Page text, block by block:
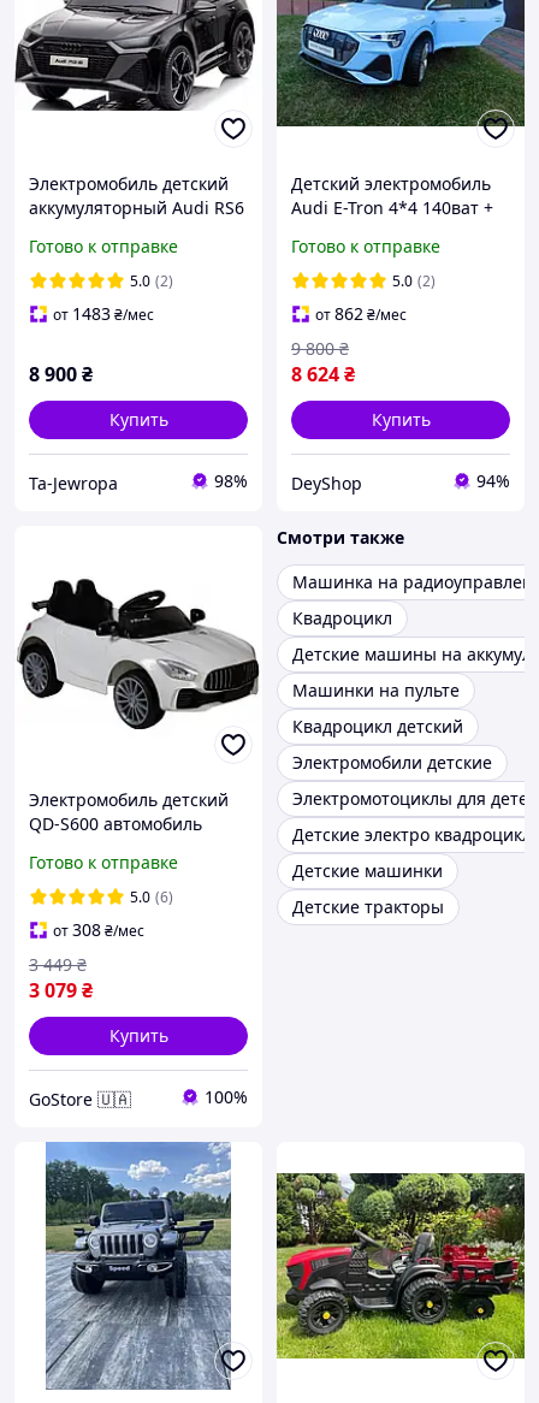
Электромобиль детский
аккумуляторный Audi RS6
Ауди Автомобиль на
аккумуляторе для детей
Готово к отправке
5.0 (2)
от 1483₴/мес
8 900₴
Купить
Ta-Jewropa 98%
Детский электромобиль
Audi E-Tron 4*4 140ват +
Готово к отправке
5.0 (2)
от862₴/мес
8 624₴
9 800 ₴
Купить
DeyShop 94%
Электромобиль детский
QD-S600 автомобиль
Готово к отправке
5.0 (6)
от308₴/мес
3 079₴
3 449 ₴
Купить
GoStore 🇺🇦 100%
Смотри также
Машинка на
Квадроцикл
Детские машины на
Машинки на пульте
Квадроцикл детский
Электромобили детские
Электромотоциклы для детей
Детские электро
Детские машинки
Детские тракторы